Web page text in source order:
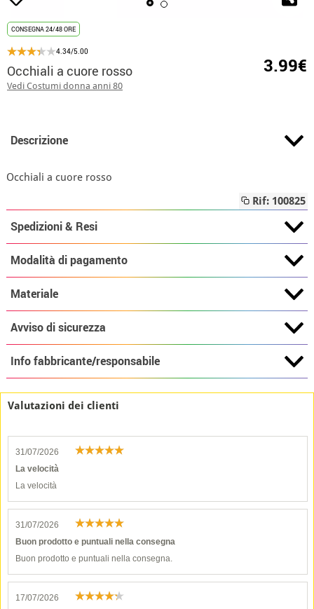
CONSEGNA 24/48 ORE
4.34/5.00
Occhiali a cuore rosso
Vedi Costumi donna anni 80
3.99€
Descrizione
Occhiali a cuore rosso
Rif: 100825
Spedizioni & Resi
Modalità di pagamento
Materiale
Avviso di sicurezza
Info fabbricante/responsabile
Valutazioni dei clienti
31/07/2026
La velocità
La velocità
31/07/2026
Buon prodotto e puntuali nella consegna
Buon prodotto e puntuali nella consegna.
17/07/2026